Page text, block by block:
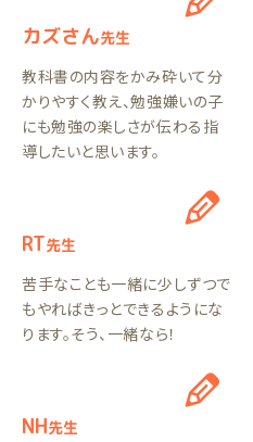
カズさん先生
教科書の内容をかみ砕いて分
かりやすく教え、勉強嫌いの子
にも勉強の楽しさが伝わる指
導したいと思います。
RT先生
苦手なことも一緒に少しずつで
もやればきっとできるようにな
ります。そう、一緒なら！
NH先生